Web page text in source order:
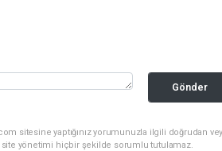
Gönder
sitesine yaptığınız yorumunuzla ilgili doğrudan
site yönetimi hiçbir şekilde sorumlu tutulamaz.